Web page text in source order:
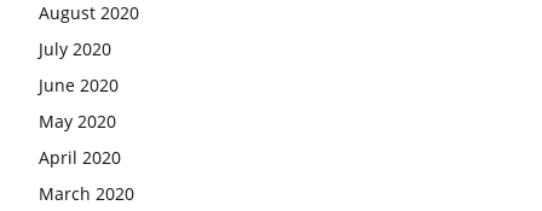
August 2020
July 2020
June 2020
May 2020
April 2020
March 2020